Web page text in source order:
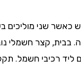
מוליכים בעלי
קצר חשמלי נובע
רכיבי חשמל. תקלות